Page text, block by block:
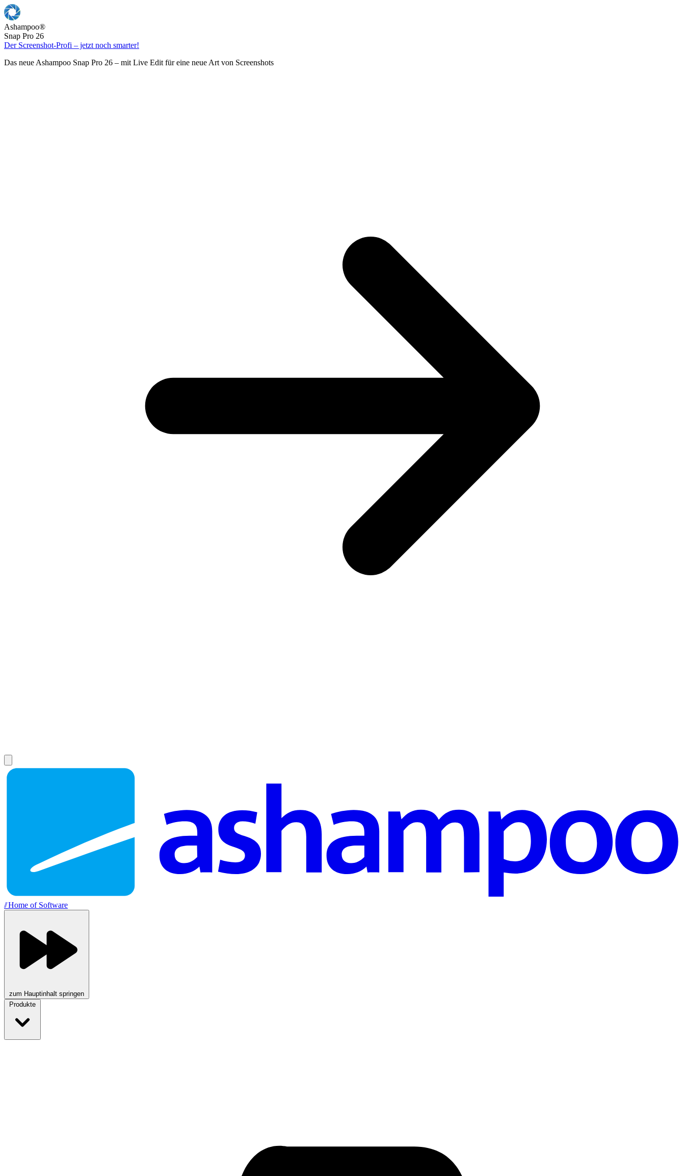
Ashampoo®
Snap Pro 26
Der Screenshot-Profi – jetzt noch smarter!
Das neue Ashampoo Snap Pro 26 – mit Live Edit für eine neue Art von Screenshots
//Home of Software
zum Hauptinhalt springen
Produkte